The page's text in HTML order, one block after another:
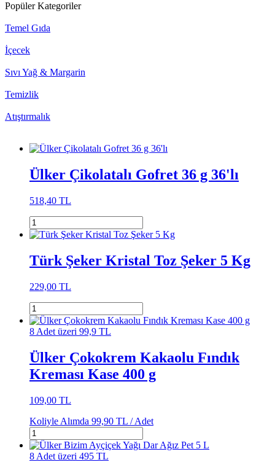
Popüler Kategoriler
Temel Gıda
İçecek
Sıvı Yağ & Margarin
Temizlik
Atıştırmalık
Ülker Çikolatalı Gofret 36 g 36'lı
518,40 TL
Türk Şeker Kristal Toz Şeker 5 Kg
229,00 TL
8 Adet üzeri 99,9 TL
Ülker Çokokrem Kakaolu Fındık
Kreması Kase 400 g
109,00 TL
Koliyle Alımda 99,90 TL /Adet
8 Adet üzeri 495 TL